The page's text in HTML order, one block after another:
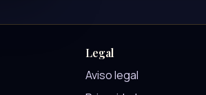
Legal
Aviso legal